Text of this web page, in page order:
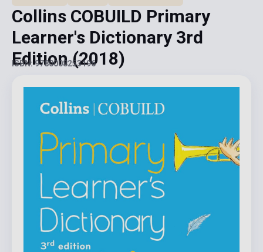
Collins COBUILD Primary
Learner's Dictionary 3rd
Edition(2018)
ISBN: 9780008253196